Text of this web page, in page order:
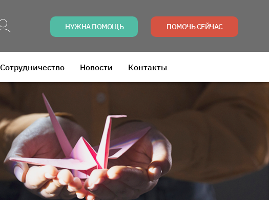
НУЖНА ПОМОЩЬ ПОМОЧЬ СЕЙЧАС
Сотрудничество Новости Контакты